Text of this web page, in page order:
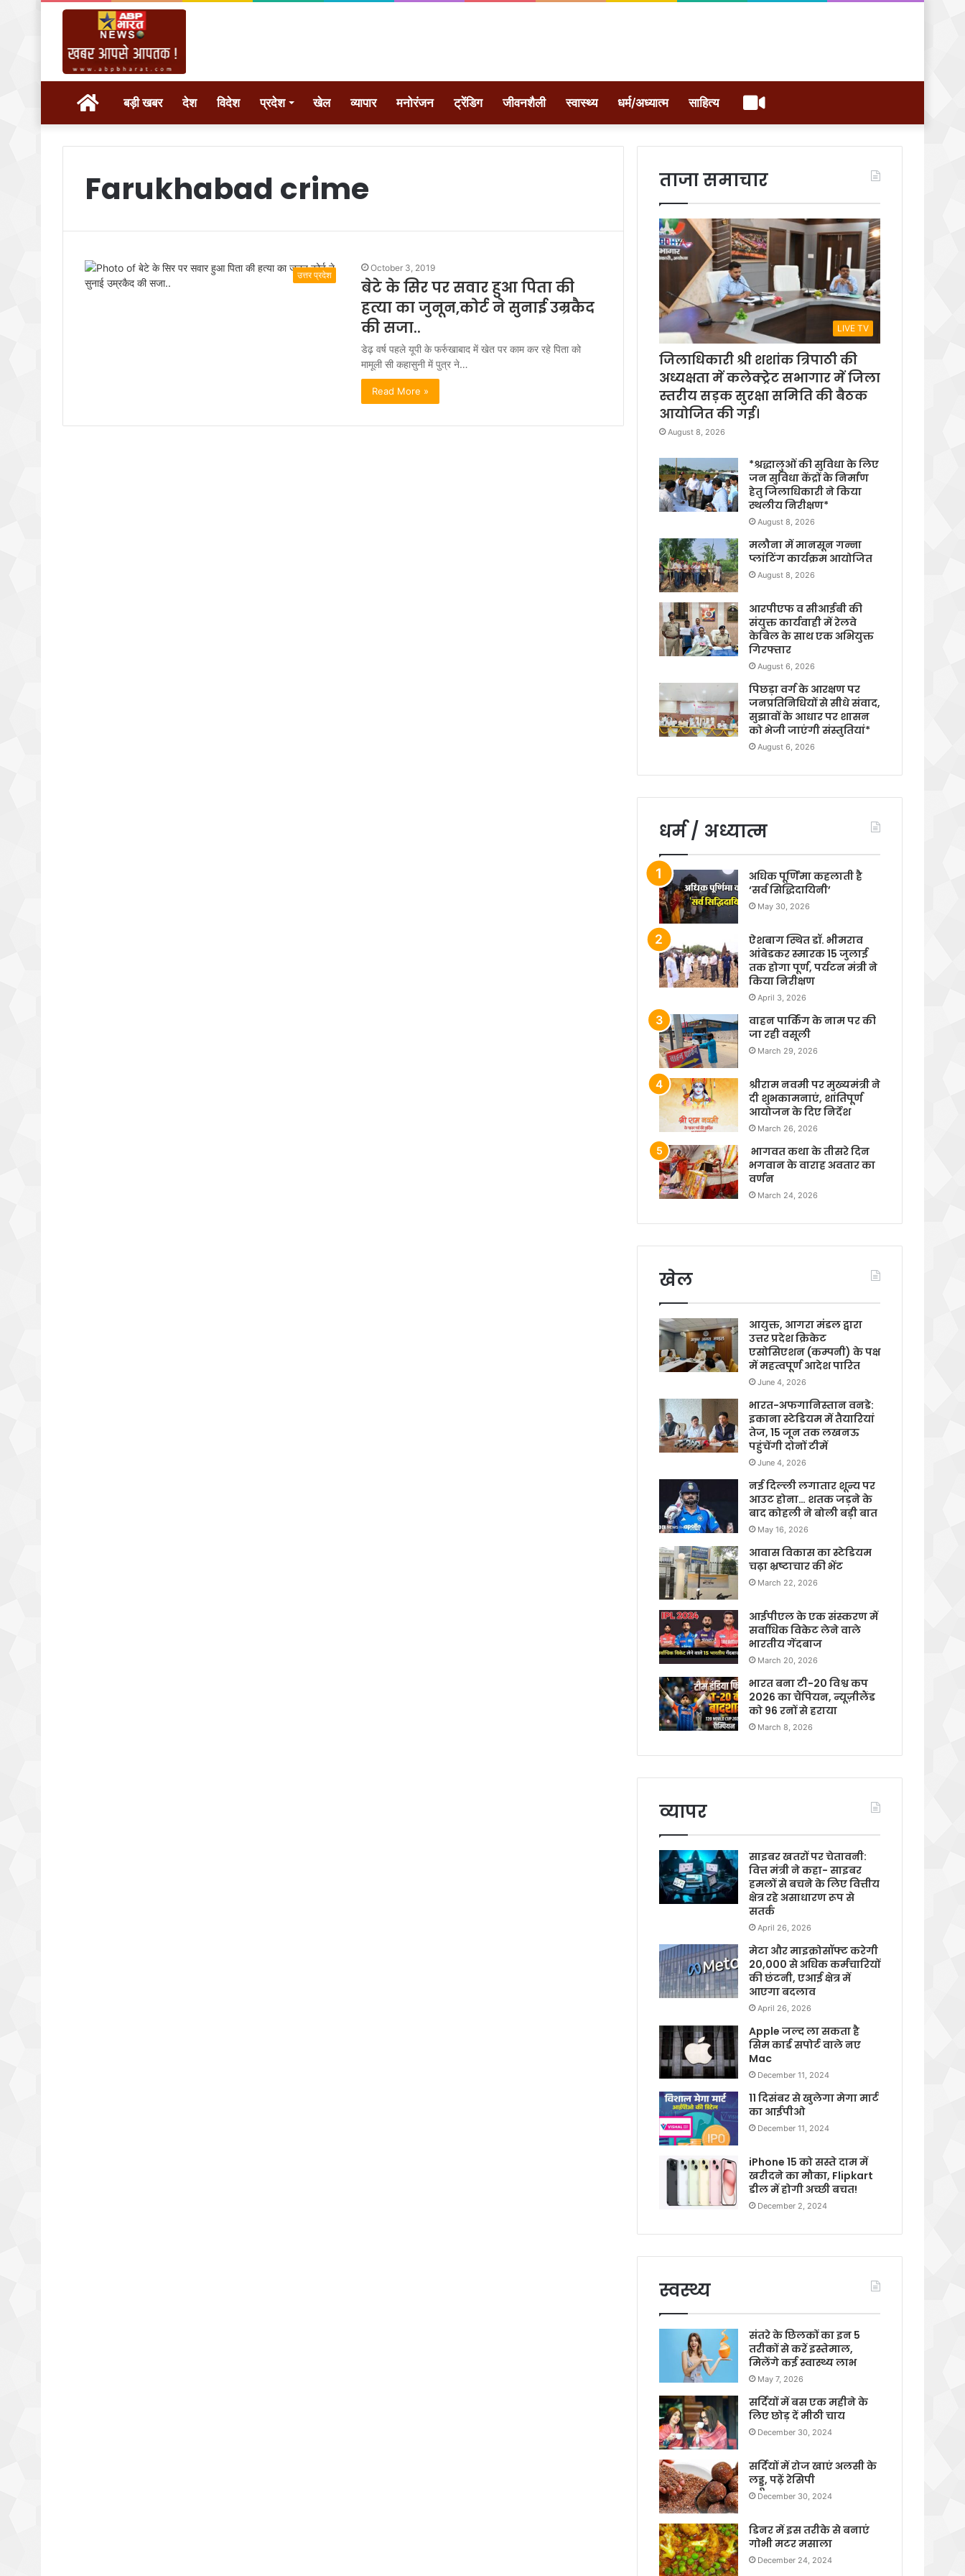
होम बड़ी खबर देश विदेश प्रदेश खेल व्यापार मनोरंजन ट्रेंडिग जीवनशैली स्वास्थ्य धर्म/अध्यात्म साहित्य वीडियो
Farukhabad crime
उत्तर प्रदेश
October 3, 2019
बेटे के सिर पर सवार हुआ पिता की
हत्या का जुनून,कोर्ट ने सुनाई उम्रकैद
की सजा..
डेढ़ वर्ष पहले यूपी के फर्रुखाबाद में खेत पर काम कर रहे पिता को
मामूली सी कहासुनी में पुत्र ने…
Read More »
ताजा समाचार
LIVE TV
जिलाधिकारी श्री शशांक त्रिपाठी की
अध्यक्षता में कलेक्ट्रेट सभागार में जिला
स्तरीय सड़क सुरक्षा समिति की बैठक
आयोजित की गई।
August 8, 2026
*श्रद्धालुओं की सुविधा के लिए
जन सुविधा केंद्रों के निर्माण
हेतु जिलाधिकारी ने किया
स्थलीय निरीक्षण*
August 8, 2026
मलौना में मानसून गन्ना
प्लांटिंग कार्यक्रम आयोजित
August 8, 2026
आरपीएफ व सीआईबी की
संयुक्त कार्यवाही में रेलवे
केबिल के साथ एक अभियुक्त
गिरफ्तार
August 6, 2026
पिछड़ा वर्ग के आरक्षण पर
जनप्रतिनिधियों से सीधे संवाद,
सुझावों के आधार पर शासन
को भेजी जाएंगी संस्तुतियां*
August 6, 2026
धर्म / अध्यात्म
अधिक पूर्णिमा कहलाती है
‘सर्व सिद्धिदायिनी’
May 30, 2026
ऐशबाग स्थित डॉ. भीमराव
आंबेडकर स्मारक 15 जुलाई
तक होगा पूर्ण, पर्यटन मंत्री ने
किया निरीक्षण
April 3, 2026
वाहन पार्किंग के नाम पर की
जा रही वसूली
March 29, 2026
श्रीराम नवमी पर मुख्यमंत्री ने
दी शुभकामनाएं, शांतिपूर्ण
आयोजन के दिए निर्देश
March 26, 2026
भागवत कथा के तीसरे दिन
भगवान के वाराह अवतार का
वर्णन
March 24, 2026
खेल
आयुक्त, आगरा मंडल द्वारा
उत्तर प्रदेश क्रिकेट
एसोसिएशन (कम्पनी) के पक्ष
में महत्वपूर्ण आदेश पारित
June 4, 2026
भारत-अफगानिस्तान वनडे:
इकाना स्टेडियम में तैयारियां
तेज, 15 जून तक लखनऊ
पहुंचेंगी दोनों टीमें
June 4, 2026
नई दिल्ली लगातार शून्य पर
आउट होना… शतक जड़ने के
बाद कोहली ने बोली बड़ी बात
May 16, 2026
आवास विकास का स्टेडियम
चढ़ा भ्रष्टाचार की भेंट
March 22, 2026
आईपीएल के एक संस्करण में
सर्वाधिक विकेट लेने वाले
भारतीय गेंदबाज
March 20, 2026
भारत बना टी-20 विश्व कप
2026 का चैंपियन, न्यूज़ीलैंड
को 96 रनों से हराया
March 8, 2026
व्यापर
साइबर खतरों पर चेतावनी:
वित्त मंत्री ने कहा- साइबर
हमलों से बचने के लिए वित्तीय
क्षेत्र रहे असाधारण रूप से
सतर्क
April 26, 2026
मेटा और माइक्रोसॉफ्ट करेगी
20,000 से अधिक कर्मचारियों
की छंटनी, एआई क्षेत्र में
आएगा बदलाव
April 26, 2026
Apple जल्द ला सकता है
सिम कार्ड सपोर्ट वाले नए
Mac
December 11, 2024
11 दिसंबर से खुलेगा मेगा मार्ट
का आईपीओ
December 11, 2024
iPhone 15 को सस्ते दाम में
खरीदने का मौका, Flipkart
डील में होगी अच्छी बचत!
December 2, 2024
स्वस्थ्य
संतरे के छिलकों का इन 5
तरीकों से करें इस्तेमाल,
मिलेंगे कई स्वास्थ्य लाभ
May 7, 2026
सर्दियों में बस एक महीने के
लिए छोड़ दें मीठी चाय
December 30, 2024
सर्दियों में रोज खाएं अलसी के
लड्डू, पढ़ें रेसिपी
December 30, 2024
डिनर में इस तरीके से बनाएं
गोभी मटर मसाला
December 24, 2024